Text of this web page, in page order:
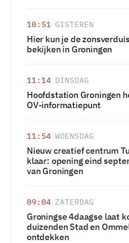
10:51 GISTEREN
Hier kun je de
bekijken in Groningen
11:14 DINSDAG
Hoofdstation Groningen
OV-informatiepunt
11:54 WOENSDAG
Nieuw creatief centrum
klaar: opening eind
van Groningen
09:04 ZATERDAG
Groningse 4daagse laat
duizenden Stad en
ontdekken